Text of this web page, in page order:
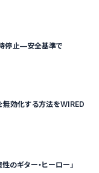
停止—安全基準で
効化する方法をWIRED
のギター・ヒーロー」